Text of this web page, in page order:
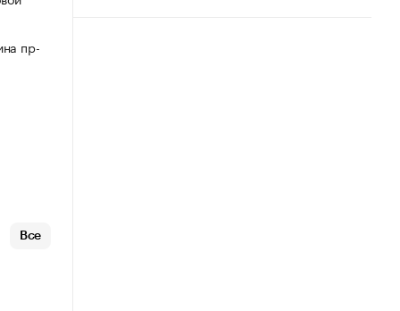
пр-
Все